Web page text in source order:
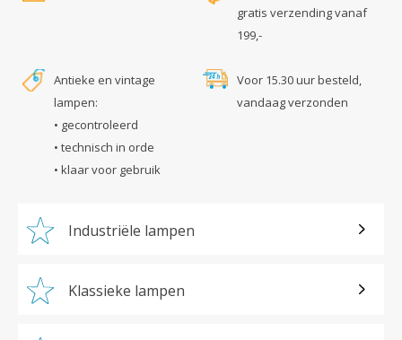
gratis verzending vanaf
199,-
Antieke en vintage
lampen:
• gecontroleerd
• technisch in orde
• klaar voor gebruik
Voor 15.30 uur besteld,
vandaag verzonden
Industriële lampen
Klassieke lampen